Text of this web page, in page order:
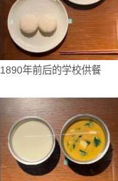
1890年前后的学校供餐